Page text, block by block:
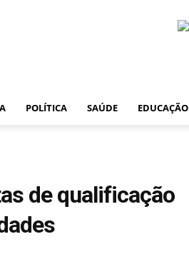
POLÍTICA SAÚDE EDUCAÇÃO
de qualificação